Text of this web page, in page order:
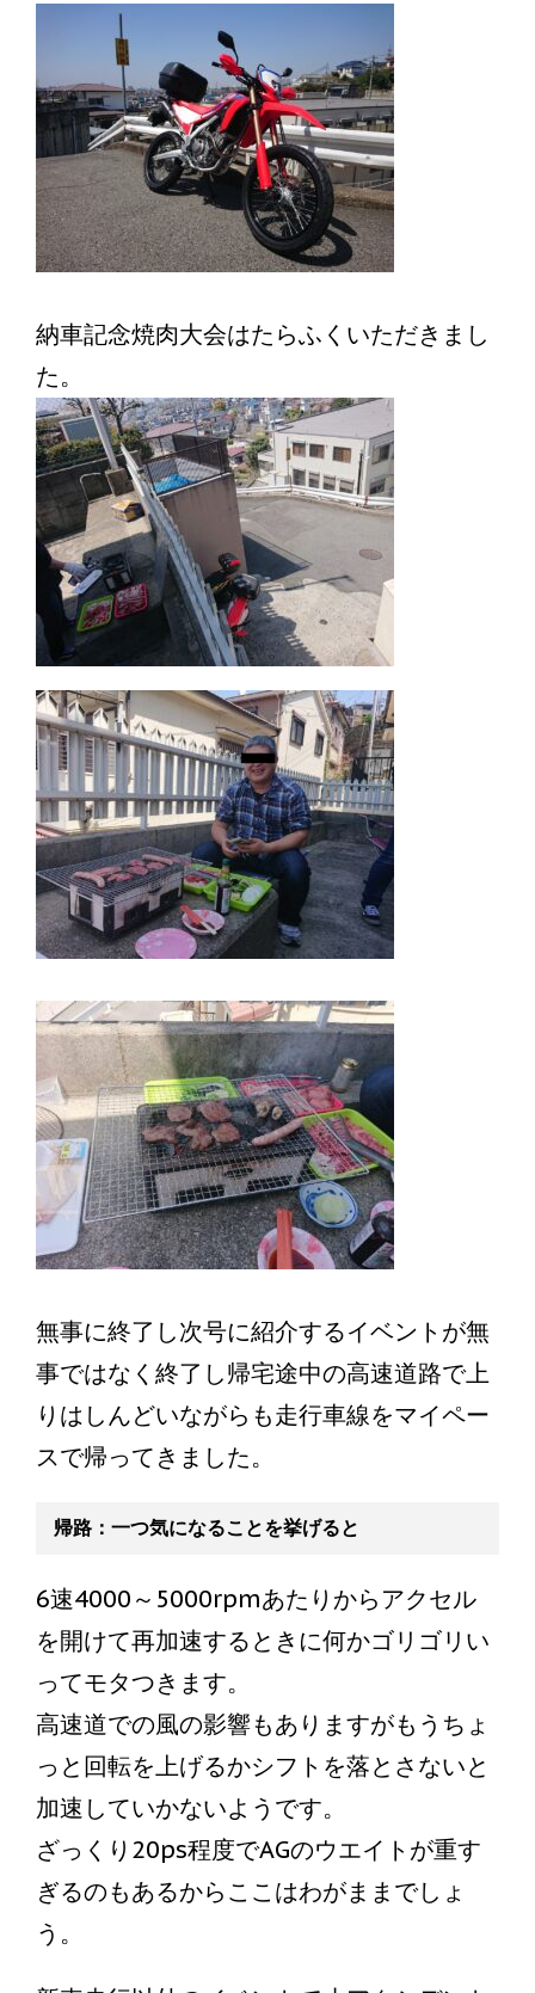
納車記念焼肉大会はたらふくいただきまし
た。
無事に終了し次号に紹介するイベントが無
事ではなく終了し帰宅途中の高速道路で上
りはしんどいながらも走行車線をマイペー
スで帰ってきました。
帰路：一つ気になることを挙げると
6速4000～5000rpmあたりからアクセル
を開けて再加速するときに何かゴリゴリい
ってモタつきます。
高速道での風の影響もありますがもうちょ
っと回転を上げるかシフトを落とさないと
加速していかないようです。
ざっくり20ps程度でAGのウエイトが重す
ぎるのもあるからここはわがままでしょ
う。